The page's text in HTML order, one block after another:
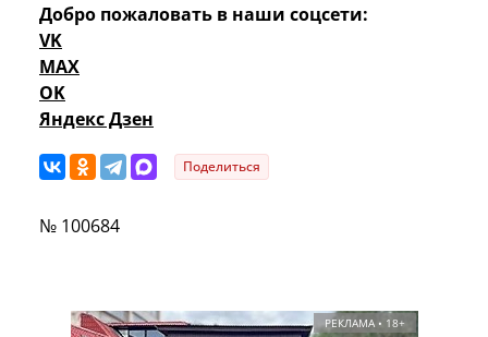
Добро пожаловать в наши соцсети:
VK
MAX
OK
Яндекс Дзен
Поделиться
№ 100684
РЕКЛАМА • 18+